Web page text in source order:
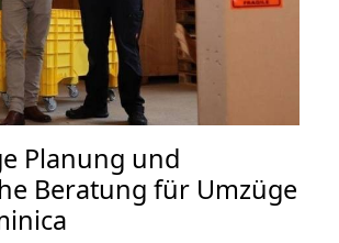
Planung und
Beratung für Umzüge